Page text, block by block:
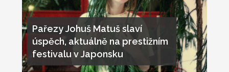
Pařezy Johuš Matuš slaví
úspěch, aktuálně na prestižním
festivalu v Japonsku